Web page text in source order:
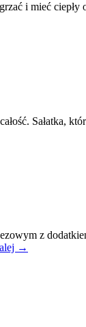
i mieć ciepły
Sałatka,
z
→